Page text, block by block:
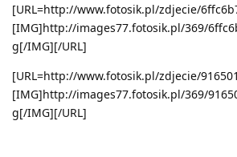
[URL=http://www.fotosik.pl/zdjecie/
[IMG]http://images77.fotosik.pl/369/
g[/IMG][/URL]
[URL=http://www.fotosik.pl/zdjecie/
[IMG]http://images77.fotosik.pl/369/
g[/IMG][/URL]